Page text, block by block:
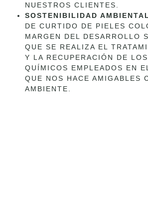
NUESTROS CLIENTES.
SOSTENIBILIDAD
DE CURTIDO DE PIELES
MARGEN DEL DESARROLLO
QUE SE REALIZA EL
Y LA RECUPERACIÓN DE
QUÍMICOS EMPLEADOS EN
QUE NOS HACE AMIGABLES
AMBIENTE.